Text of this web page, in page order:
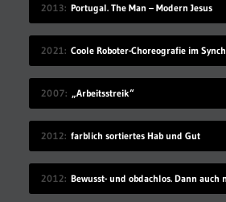
2013 Portugal. The Man – Modern Jesus
2021
2007 „Arbeitsstreik“
2012 farblich sortiertes Hab und Gut
2012